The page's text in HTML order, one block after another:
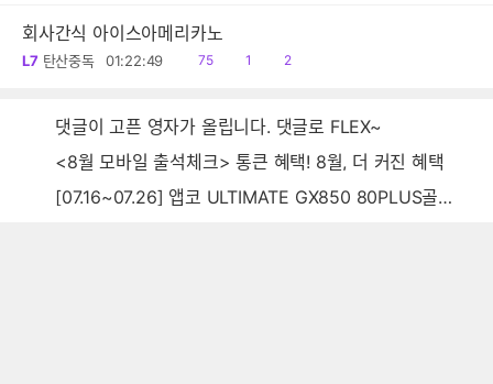
회사간식 아이스아메리카노
L7 탄산중독 01:22:49
읽
75
공1
댓
2
댓글이 고픈 영자가 올립니다. 댓글로 FLEX~
<8월 모바일 출석체크> 통큰 혜택! 8월, 더 커진 혜택
[07.16~07.26] 앱코 ULTIMATE GX850 80PLUS골드 풀모듈러 ATX3.0 블랙